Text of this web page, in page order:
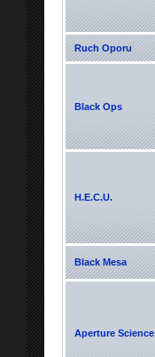
Ruch Oporu
Black Ops
H.E.C.U.
Black Mesa
Aperture Science